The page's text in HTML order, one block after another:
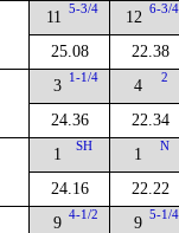
11 5-3/4
25.08
12 6-3/4
22.38
3 1-1/4
24.36
4 2
22.34
1 SH
24.16
1 N
22.22
9 4-1/2 9 5-1/4